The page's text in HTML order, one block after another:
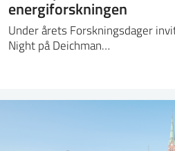
energiforskningen
Under årets Forskningsdager
Night på Deichman…